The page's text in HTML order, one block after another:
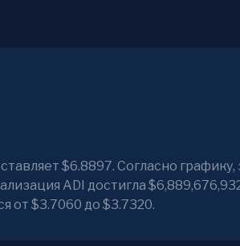
$6.8897. Согласно
ADI достигла
от $3.7060 до $3.7320.